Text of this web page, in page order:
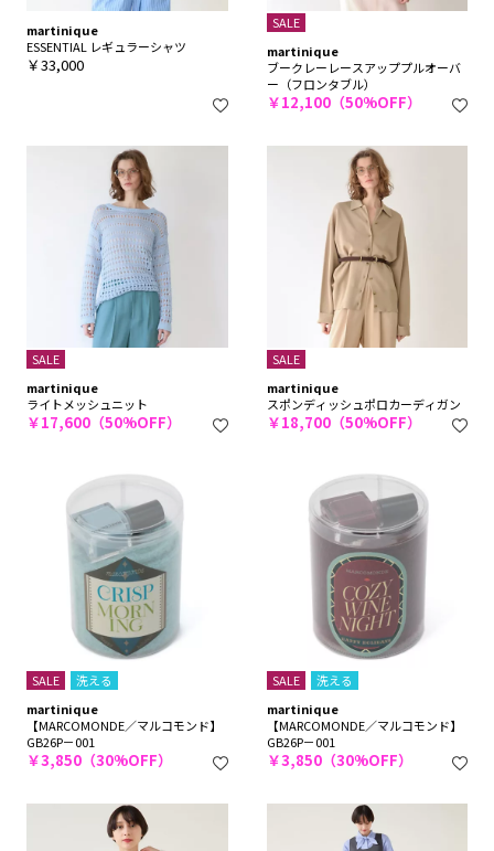
martinique
ESSENTIAL レギュラーシャツ
￥33,000
SALE
martinique
ブークレーレースアッププルオーバ
ー（フロンタブル）
￥12,100（50%OFF）
SALE
martinique
ライトメッシュニット
￥17,600（50%OFF）
SALE
martinique
スポンディッシュポロカーディガン
￥18,700（50%OFF）
SALE
洗える
martinique
【MARCOMONDE／マルコモンド】
GB26P－001
￥3,850（30%OFF）
SALE
洗える
martinique
【MARCOMONDE／マルコモンド】
GB26P－001
￥3,850（30%OFF）